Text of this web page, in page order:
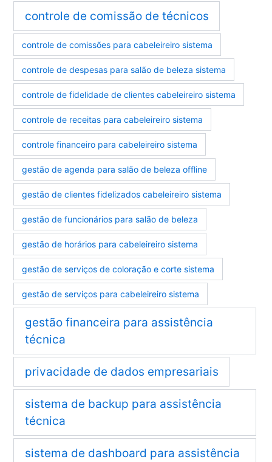
controle de comissão de técnicos
controle de comissões para cabeleireiro sistema
controle de despesas para salão de beleza sistema
controle de fidelidade de clientes cabeleireiro sistema
controle de receitas para cabeleireiro sistema
controle financeiro para cabeleireiro sistema
gestão de agenda para salão de beleza offline
gestão de clientes fidelizados cabeleireiro sistema
gestão de funcionários para salão de beleza
gestão de horários para cabeleireiro sistema
gestão de serviços de coloração e corte sistema
gestão de serviços para cabeleireiro sistema
gestão financeira para assistência
técnica
privacidade de dados empresariais
sistema de backup para assistência
técnica
sistema de dashboard para assistência